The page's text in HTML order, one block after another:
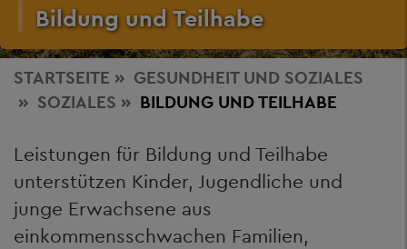
Bildung und Teilhabe
STARTSEITE GESUNDHEIT UND SOZIALES
SOZIALES
BILDUNG UND TEILHABE
Leistungen für Bildung und Teilhabe
unterstützen Kinder, Jugendliche und
junge Erwachsene aus
einkommensschwachen Familien,